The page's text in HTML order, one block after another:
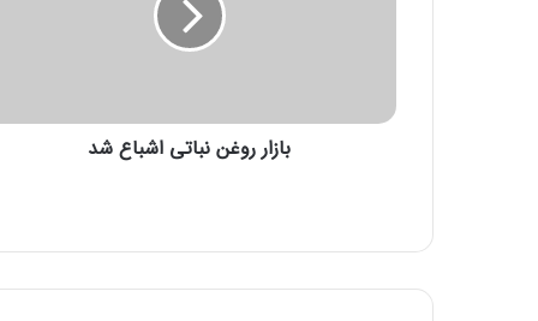
ن
ی
بازار روغن نباتی اشباع شد